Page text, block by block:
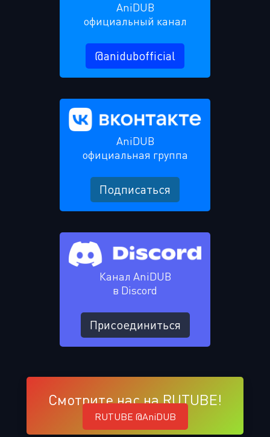
AniDUB
официальный канал
@anidubofficial
AniDUB
официальная группа
Подписаться
Канал AniDUB
в Discord
Присоединиться
Смотрите нас на RUTUBE!
RUTUBE @AniDUB